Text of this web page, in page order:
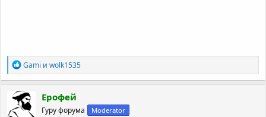
Р
е
а
к
ц
и
Gami иwolk1535
Ерофей
Гуру форума Moderator